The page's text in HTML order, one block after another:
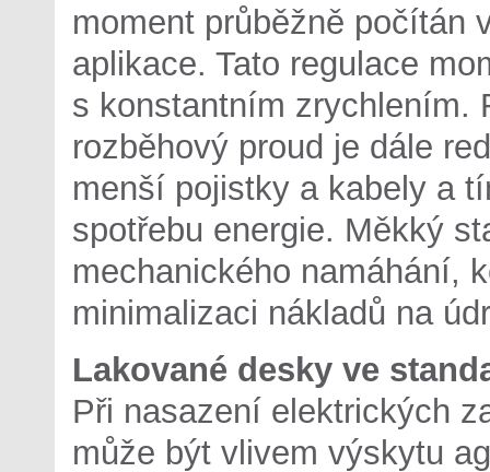
moment průběžně počítán
aplikace. Tato regulace
s konstantním zrychlením.
rozběhový proud je dále
menší pojistky a kabely a
spotřebu energie. Měkký
mechanického namáhání,
minimalizaci nákladů na
Lakované desky ve
Při nasazení elektrických
může být vlivem výskytu